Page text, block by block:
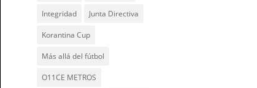
Integridad Junta Directiva
Korantina Cup
Más allá del fútbol
O11CE METROS